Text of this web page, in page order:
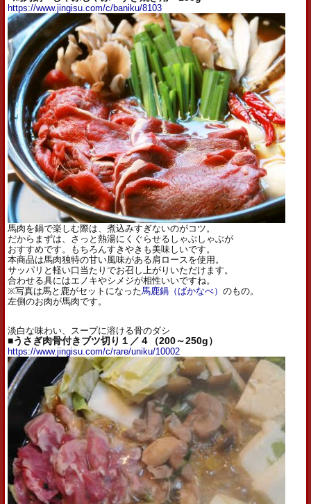
https://www.jingisu.com/c/baniku/8103
馬肉を鍋で楽しむ際は、煮込みすぎないのがコツ。
だからまずは、さっと熱湯にくぐらせるしゃぶしゃぶが
おすすめです。もちろんすきやきも美味しいです。
本商品は馬肉独特の甘い風味がある肩ロースを使用。
サッパリと軽い口当たりでお召し上がりいただけます。
合わせる具にはエノキやシメジが相性いいですね。
※写真は馬と鹿がセットになった馬鹿鍋 （ばかなべ）のもの。
左側のお肉が馬肉です。
淡白な味わい、スープに溶ける骨のダシ
■うさぎ肉骨付きブツ切り１／４（200～250g）
https://www.jingisu.com/c/rare/uniku/10002